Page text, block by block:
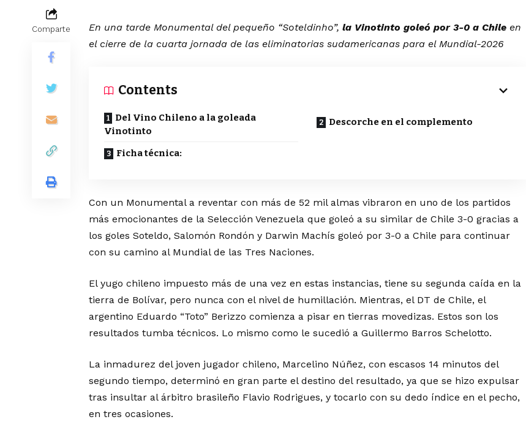
Comparte En una tarde Monumental del pequeño “Soteldinho”, la Vinotinto goleó por 3-0 a Chile en
el cierre de la cuarta jornada de las eliminatorias sudamericanas para el Mundial-2026
Contents
Del Vino Chileno a la goleada
Vinotinto
Descorche en el complemento
Ficha técnica:
Con un Monumental a reventar con más de 52 mil almas vibraron en uno de los partidos
más emocionantes de la Selección Venezuela que goleó a su similar de Chile 3-0 gracias a
los goles Soteldo, Salomón Rondón y Darwin Machís goleó por 3-0 a Chile para continuar
con su camino al Mundial de las Tres Naciones.
El yugo chileno impuesto más de una vez en estas instancias, tiene su segunda caída en la
tierra de Bolívar, pero nunca con el nivel de humillación. Mientras, el DT de Chile, el
argentino Eduardo “Toto” Berizzo comienza a pisar en tierras movedizas. Estos son los
resultados tumba técnicos. Lo mismo como le sucedió a Guillermo Barros Schelotto.
La inmadurez del joven jugador chileno, Marcelino Núñez, con escasos 14 minutos del
segundo tiempo, determinó en gran parte el destino del resultado, ya que se hizo expulsar
tras insultar al árbitro brasileño Flavio Rodrigues, y tocarlo con su dedo índice en el pecho,
en tres ocasiones.